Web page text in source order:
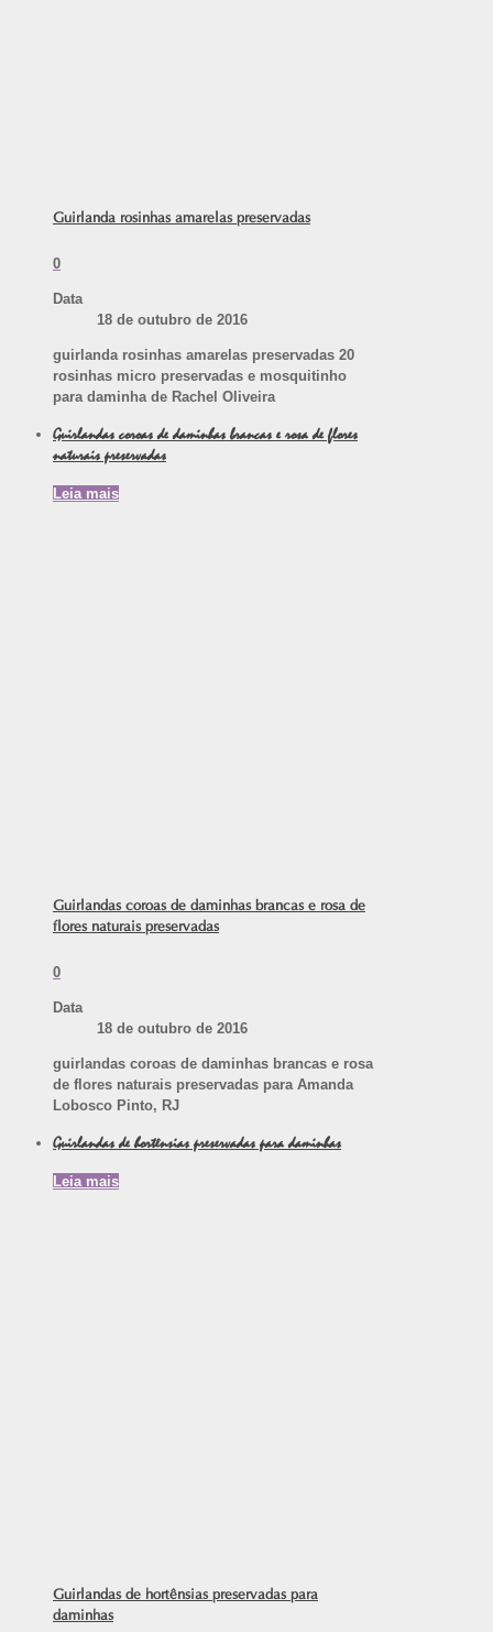
Guirlanda rosinhas amarelas preservadas
0
Data
18 de outubro de 2016
guirlanda rosinhas amarelas preservadas 20
rosinhas micro preservadas e mosquitinho
para daminha de Rachel Oliveira
Guirlandas coroas de daminhas brancas e rosa de flores
naturais preservadas
Leia mais
Guirlandas coroas de daminhas brancas e rosa de
flores naturais preservadas
0
Data
18 de outubro de 2016
guirlandas coroas de daminhas brancas e rosa
de flores naturais preservadas para Amanda
Lobosco Pinto, RJ
Guirlandas de hortênsias preservadas para daminhas
Leia mais
Guirlandas de hortênsias preservadas para
daminhas